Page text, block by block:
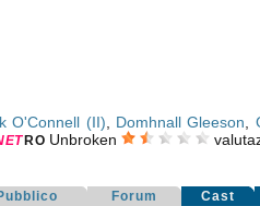
O'Connell (II) Domhnall Gleeson
T RO Unbroken
Forum Cast